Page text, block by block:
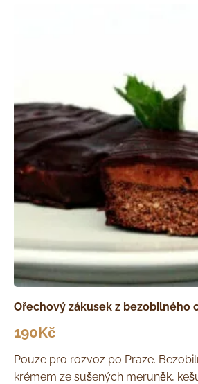
Ořechový zákusek z bezobilného
190Kč
Pouze pro rozvoz po Praze.
krémem ze sušených meruněk,